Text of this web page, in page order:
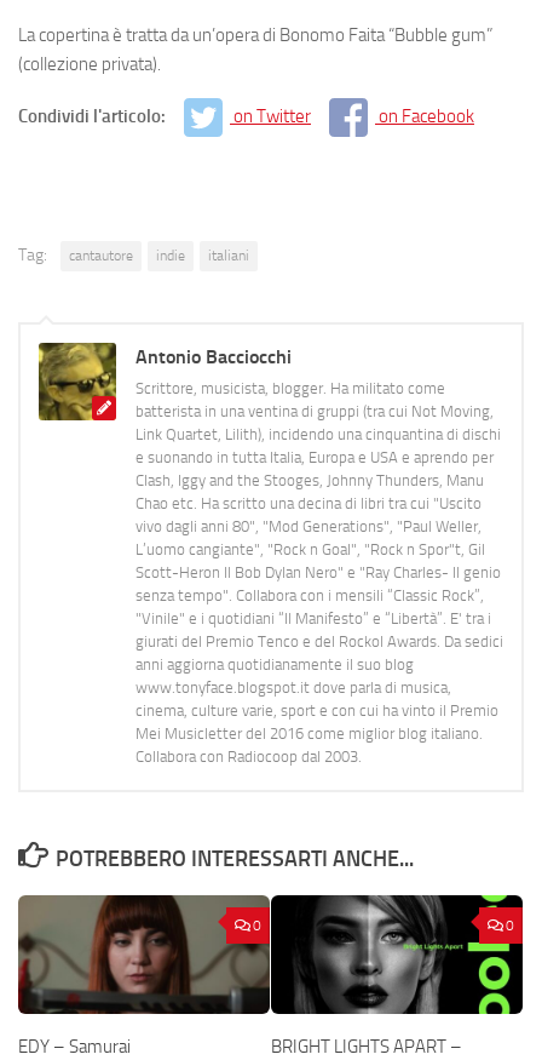
La copertina è tratta da un’opera di Bonomo Faita “Bubble gum”
(collezione privata).
Condividi l'articolo: on Twitter on Facebook
Tag: cantautore indie italiani
Antonio Bacciocchi
Scrittore, musicista, blogger. Ha militato come
batterista in una ventina di gruppi (tra cui Not Moving,
Link Quartet, Lilith), incidendo una cinquantina di dischi
e suonando in tutta Italia, Europa e USA e aprendo per
Clash, Iggy and the Stooges, Johnny Thunders, Manu
Chao etc. Ha scritto una decina di libri tra cui "Uscito
vivo dagli anni 80", "Mod Generations", "Paul Weller,
L’uomo cangiante", "Rock n Goal", "Rock n Spor"t, Gil
Scott-Heron Il Bob Dylan Nero" e "Ray Charles- Il genio
senza tempo". Collabora con i mensili “Classic Rock”,
"Vinile" e i quotidiani “Il Manifesto” e “Libertà”. E' tra i
giurati del Premio Tenco e del Rockol Awards. Da sedici
anni aggiorna quotidianamente il suo blog
www.tonyface.blogspot.it dove parla di musica,
cinema, culture varie, sport e con cui ha vinto il Premio
Mei Musicletter del 2016 come miglior blog italiano.
Collabora con Radiocoop dal 2003.
POTREBBERO INTERESSARTI ANCHE...
0
EDY – Samurai
0
BRIGHT LIGHTS APART –